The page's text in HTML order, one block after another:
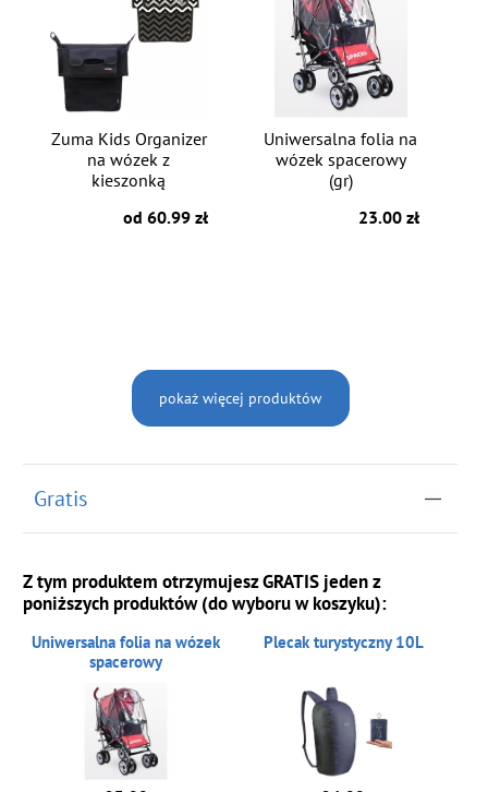
Zuma Kids Organizer
na wózek z
kieszonką
od 60.99 zł
Uniwersalna folia na
wózek spacerowy
(gr)
23.00 zł
pokaż więcej produktów
Gratis
Z tym produktem otrzymujesz GRATIS jeden z
poniższych produktów (do wyboru w koszyku):
Uniwersalna folia na wózek
spacerowy
Plecak turystyczny 10L